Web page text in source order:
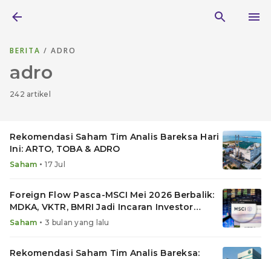
BERITA / ADRO
adro
242 artikel
Rekomendasi Saham Tim Analis Bareksa Hari
Ini: ARTO, TOBA & ADRO
Saham • 17 Jul
Foreign Flow Pasca-MSCI Mei 2026 Berbalik:
MDKA, VKTR, BMRI Jadi Incaran Investor
Asing
Saham • 3 bulan yang lalu
Rekomendasi Saham Tim Analis Bareksa: